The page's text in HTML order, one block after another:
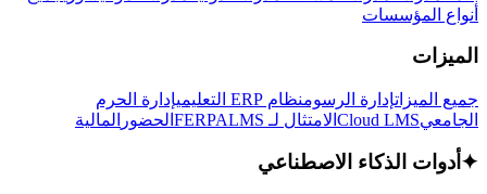
أنواع المؤسسات
الميزات
جميع الميزاتإدارة الرسومنظام ERP التعليمي
إدارة الحرم
الجامعيCloud LMS الامتثال لـ FERPA LMS الحضور المالية
✦ أدوات الذكاء الاصطناعي